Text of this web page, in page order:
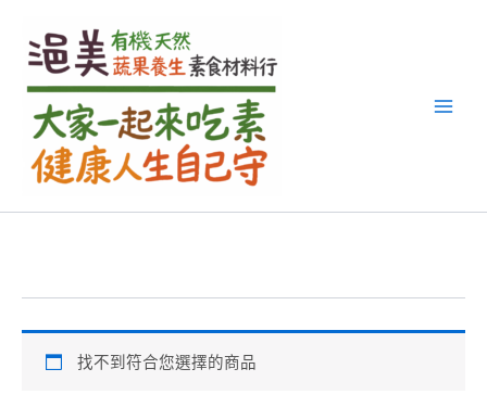
找不到符合您選擇的商品
關
字